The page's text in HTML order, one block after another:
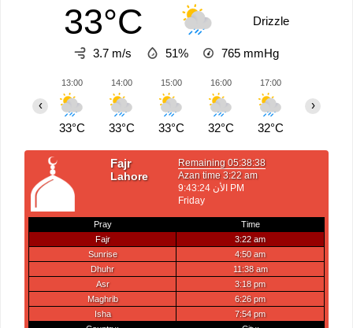
33°C Drizzle
3.7 m/s 51% 765 mmHg
13:00
33°C
14:00
33°C
15:00
33°C
16:00
32°C
17:00
32°C
‹ ›